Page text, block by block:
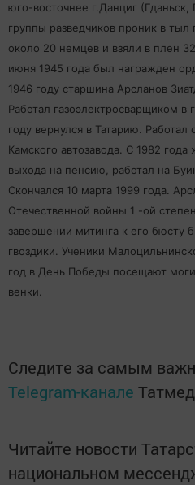
юго-восточнее г.Данциг
группы разведчиков проник в
около 20 немцев и взяли в плен
июня 1945 года был награжден
1946 году старшина Арсланов
Работал газоэлектросварщиком в
году вернулся в Татарию.
Камского автозавода. С 1982
выхода на пенсию, работал на
Скончался 10 марта 1999 года.
Отечественной войны 1 -ой
завершении митинга к его бюсту
гвоздики. Ученики
год в День Победы посещают
венки.
Следите за самым
Telegram-канале
Читайте новости
национальном